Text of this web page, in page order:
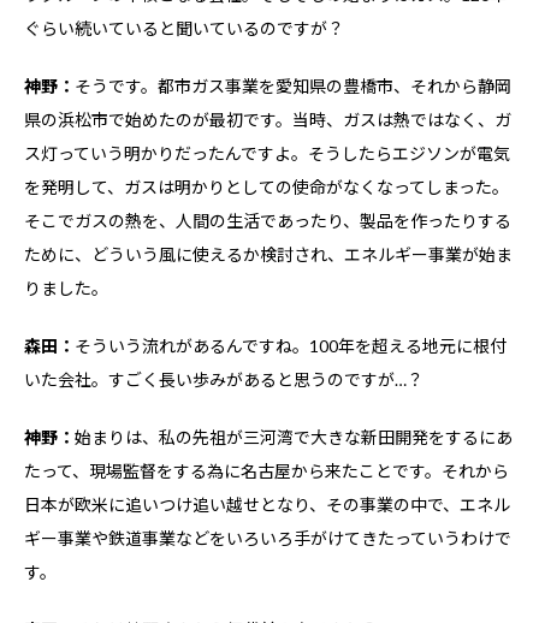
ぐらい続いていると聞いているのですが？
神野： そうです。都市ガス事業を愛知県の豊橋市、それから静岡
県の浜松市で始めたのが最初です。当時、ガスは熱ではなく、ガ
ス灯っていう明かりだったんですよ。そうしたらエジソンが電気
を発明して、ガスは明かりとしての使命がなくなってしまった。
そこでガスの熱を、人間の生活であったり、製品を作ったりする
ために、どういう風に使えるか検討され、エネルギー事業が始ま
りました。
森田： そういう流れがあるんですね。100年を超える地元に根付
いた会社。すごく長い歩みがあると思うのですが…？
神野： 始まりは、私の先祖が三河湾で大きな新田開発をするにあ
たって、現場監督をする為に名古屋から来たことです。それから
日本が欧米に追いつけ追い越せとなり、その事業の中で、エネル
ギー事業や鉄道事業などをいろいろ手がけてきたっていうわけで
す。